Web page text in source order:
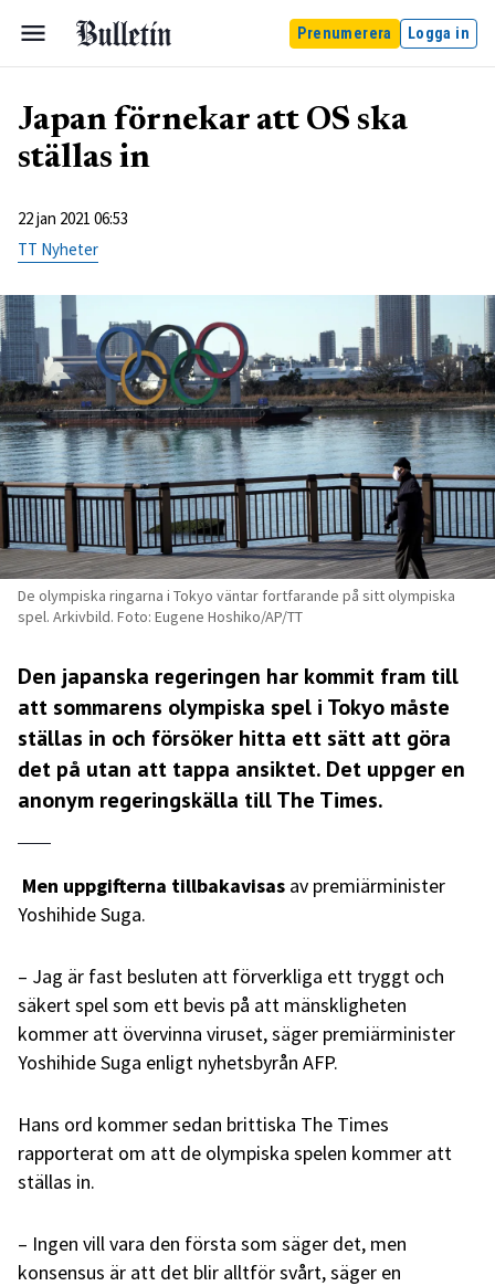
Prenumerera Logga in
Japan förnekar att OS ska
ställas in
22 jan 2021 06:53
TT Nyheter
De olympiska ringarna i Tokyo väntar fortfarande på sitt olympiska
spel. Arkivbild. Foto: Eugene Hoshiko/AP/TT
Den japanska regeringen har kommit fram till
att sommarens olympiska spel i Tokyo måste
ställas in och försöker hitta ett sätt att göra
det på utan att tappa ansiktet. Det uppger en
anonym regeringskälla tillThe Times.
Men uppgifterna tillbakavisas av premiärminister
Yoshihide Suga.
– Jag är fast besluten att förverkliga ett tryggt och
säkert spel som ett bevis på att mänskligheten
kommer att övervinna viruset, säger premiärminister
Yoshihide Suga enligt nyhetsbyrån AFP.
Hans ord kommer sedan brittiska The Times
rapporterat om att de olympiska spelen kommer att
ställas in.
– Ingen vill vara den första som säger det, men
konsensus är att det blir alltför svårt, säger en